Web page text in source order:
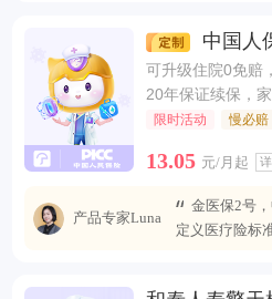
中国人
可升级住院0免赔
20年保证续保，
限时活动 慢必赔
13.05 元/月起
产品专家Luna
金医保2号
定义医疗险标